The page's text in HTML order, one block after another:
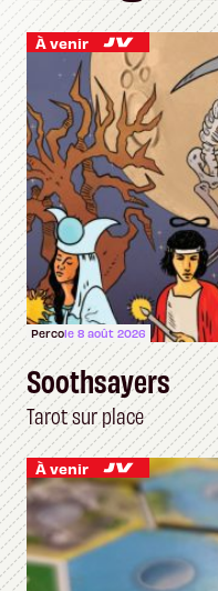
À venir
Percole 8 août 2026
Soothsayers
Tarot sur place
À venir